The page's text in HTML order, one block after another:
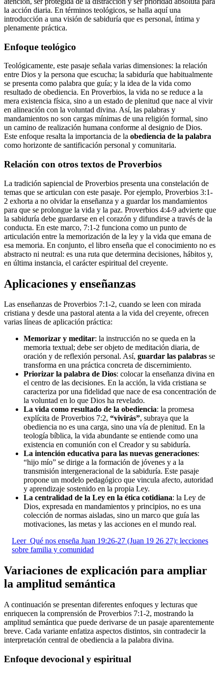
la acción diaria. En términos teológicos, se halla aquí una
introducción a una visión de sabiduría que es personal, íntima y
plenamente práctica.
Enfoque teológico
Teológicamente, este pasaje señala varias dimensiones: la relación
entre Dios y la persona que escucha; la sabiduría que habitualmente
se presenta como palabra que guía; y la idea de la vida como
resultado de obediencia. En Proverbios, la vida no se reduce a la
mera existencia física, sino a un estado de plenitud que nace al vivir
en alineación con la voluntad divina. Así, las palabras y
mandamientos no son cargas mínimas de una religión formal, sino
un camino de realización humana conforme al designio de Dios.
Este enfoque resalta la importancia de la obediencia de la palabra
como horizonte de santificación personal y comunitaria.
Relación con otros textos de Proverbios
La tradición sapiencial de Proverbios presenta una constelación de
temas que se articulan con este pasaje. Por ejemplo, Proverbios 3:1-
2 exhorta a no olvidar la enseñanza y a guardar los mandamientos
para que se prolongue la vida y la paz. Proverbios 4:4-9 advierte que
la sabiduría debe guardarse en el corazón y difundirse a través de la
conducta. En este marco, 7:1-2 funciona como un punto de
articulación entre la memorización de la ley y la vida que emana de
esa memoria. En conjunto, el libro enseña que el conocimiento no es
abstracto ni neutral: es una ruta que determina decisiones, hábitos y,
en última instancia, el carácter espiritual del creyente.
Aplicaciones y enseñanzas
Las enseñanzas de Proverbios 7:1-2, cuando se leen con mirada
cristiana y desde una pastoral atenta a la vida del creyente, ofrecen
varias líneas de aplicación práctica:
Memorizar y meditar: la instrucción no se queda en la
memoria textual; debe ser objeto de meditación diaria, de
oración y de reflexión personal. Así, guardar las palabras se
transforma en una práctica concreta de discernimiento.
Priorizar la palabra de Dios: colocar la enseñanza divina en
el centro de las decisiones. En la acción, la vida cristiana se
caracteriza por una fidelidad que nace de esa concentración de
la voluntad en lo que Dios ha revelado.
La vida como resultado de la obediencia: la promesa
explícita de Proverbios 7:2, “vivirás”, subraya que la
obediencia no es una carga, sino una vía de plenitud. En la
teología bíblica, la vida abundante se entiende como una
existencia en comunión con el Creador y su sabiduría.
La intención educativa para las nuevas generaciones:
“hijo mío” se dirige a la formación de jóvenes y a la
transmisión intergeneracional de la sabiduría. Este pasaje
propone un modelo pedagógico que vincula afecto, autoridad
y aprendizaje sostenido en la propia Ley.
La centralidad de la Ley en la ética cotidiana: la Ley de
Dios, expresada en mandamientos y principios, no es una
colección de normas aisladas, sino un marco que guía las
motivaciones, las metas y las acciones en el mundo real.
Leer Qué nos enseña Juan 19:26-27 (Juan 19 26 27): lecciones
sobre familia y comunidad
Variaciones de explicación para ampliar
la amplitud semántica
A continuación se presentan diferentes enfoques y lecturas que
enriquecen la comprensión de Proverbios 7:1-2, mostrando la
amplitud semántica que puede derivarse de un pasaje aparentemente
breve. Cada variante enfatiza aspectos distintos, sin contradecir la
interpretación central de obediencia a la palabra divina.
Enfoque devocional y espiritual